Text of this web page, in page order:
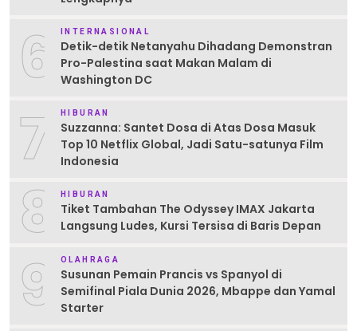
6 INTERNASIONAL
Detik-detik Netanyahu Dihadang Demonstran
Pro-Palestina saat Makan Malam di
Washington DC
7 HIBURAN
Suzzanna: Santet Dosa di Atas Dosa Masuk
Top 10 Netflix Global, Jadi Satu-satunya Film
Indonesia
8 HIBURAN
Tiket Tambahan The Odyssey IMAX Jakarta
Langsung Ludes, Kursi Tersisa di Baris Depan
9 OLAHRAGA
Susunan Pemain Prancis vs Spanyol di
Semifinal Piala Dunia 2026, Mbappe dan Yamal
Starter